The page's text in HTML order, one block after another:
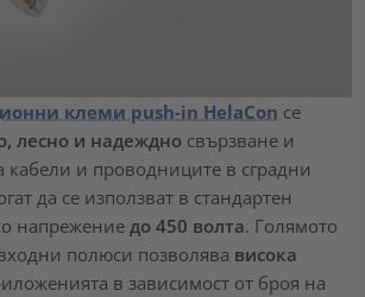
клеми push-in HelaCon се
лесно и надеждно свързване и
кабели и проводниците в сградни
да се използват в стандартен
напрежение до 450 волта. Голямото
полюси позволява висока
в зависимост от броя на